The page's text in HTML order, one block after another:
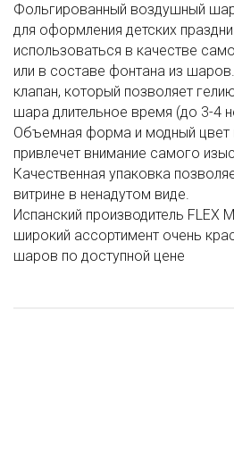
Фольгированный воздушный
для оформления детских
использоваться в качестве
или в составе фонтана из
клапан, который позволяет
шара длительное время (до 3-4
Объемная форма и модный
привлечет внимание самого
Качественная упаковка
витрине в ненадутом виде.
Испанский производитель FLEX
широкий ассортимент очень
шаров по доступной цене